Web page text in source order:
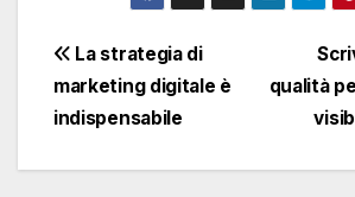
Navigazione
articoli
qualità
La strategia di
marketing digitale è
indispensabile